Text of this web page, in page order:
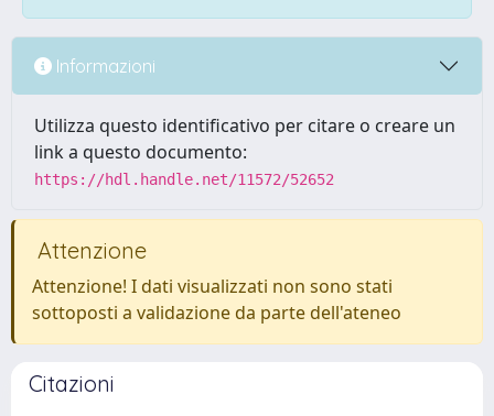
Informazioni
Utilizza questo identificativo per citare o creare un
link a questo documento:
https://hdl.handle.net/11572/52652
Attenzione
Attenzione! I dati visualizzati non sono stati
sottoposti a validazione da parte dell'ateneo
Citazioni